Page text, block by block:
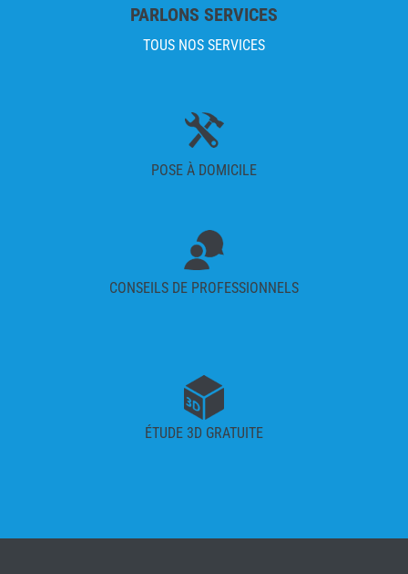
PARLONS SERVICES
TOUS NOS SERVICES
POSE À DOMICILE
CONSEILS DE PROFESSIONNELS
ÉTUDE 3D GRATUITE